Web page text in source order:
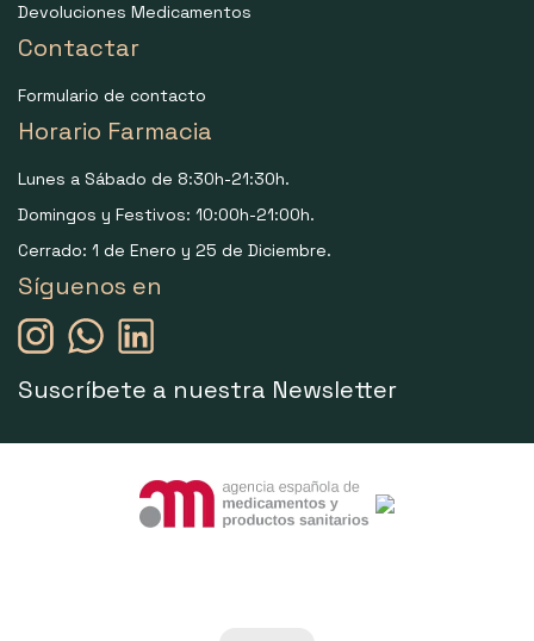
Devoluciones Medicamentos
Contactar
Formulario de contacto
Horario Farmacia
Lunes a Sábado de 8:30h-21:30h.
Domingos y Festivos: 10:00h-21:00h.
Cerrado: 1 de Enero y 25 de Diciembre.
Síguenos en
Suscríbete a nuestra Newsletter